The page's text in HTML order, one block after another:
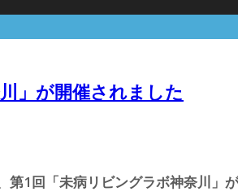
」が開催されました
1回「未病リビングラボ神奈川」